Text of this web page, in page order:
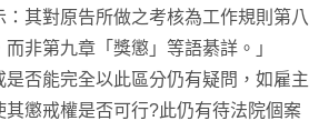
：其對原告所做之考核為工作規則第八
非第九章「獎懲」等語綦詳。」
否能完全以此區分仍有疑問，如雇主
其懲戒權是否可行?此仍有待法院個案